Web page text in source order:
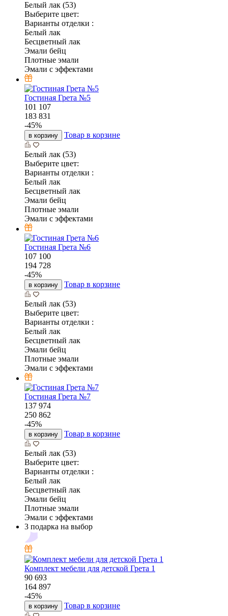
Белый лак (53)
Выберите цвет:
Варианты отделки :
Белый лак
Бесцветный лак
Эмали бейц
Плотные эмали
Эмали с эффектами
Гостиная Грета №5
101 107
183 831
-45%
в корзину Товар в корзине
Белый лак (53)
Выберите цвет:
Варианты отделки :
Белый лак
Бесцветный лак
Эмали бейц
Плотные эмали
Эмали с эффектами
Гостиная Грета №6
107 100
194 728
-45%
в корзину Товар в корзине
Белый лак (53)
Выберите цвет:
Варианты отделки :
Белый лак
Бесцветный лак
Эмали бейц
Плотные эмали
Эмали с эффектами
Гостиная Грета №7
137 974
250 862
-45%
в корзину Товар в корзине
Белый лак (53)
Выберите цвет:
Варианты отделки :
Белый лак
Бесцветный лак
Эмали бейц
Плотные эмали
Эмали с эффектами
3 подарка на выбор
Комплект мебели для детской Грета 1
90 693
164 897
-45%
в корзину Товар в корзине